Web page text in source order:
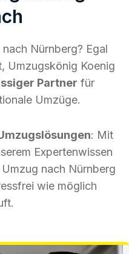
Nürnberg? Egal
Umzugskönig Koenig
Partner für
Umzüge.
: Mit
Expertenwissen
nach Nürnberg
wie möglich